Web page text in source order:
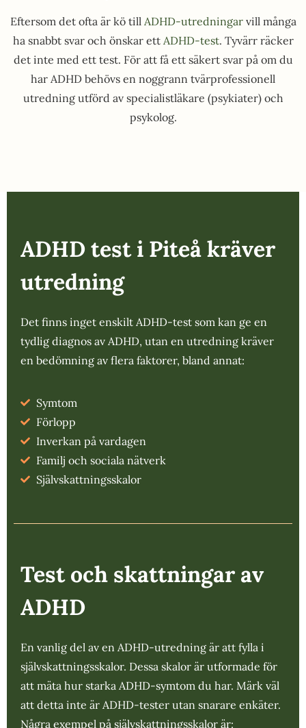
Eftersom det ofta är kö till ADHD-utredningarvill många
ha snabbt svar och önskar ett ADHD-test. Tyvärr räcker
det inte med ett test. För att få ett säkert svar på om du
har ADHD behövs en noggrann tvärprofessionell
utredning utförd av specialistläkare (psykiater) och
psykolog.
ADHD test i Piteå kräver
utredning
Det finns inget enskilt ADHD-test som kan ge en
tydlig diagnos av ADHD, utan en utredning kräver
en bedömning av flera faktorer, bland annat:
Symtom
Förlopp
Inverkan på vardagen
Familj och sociala nätverk
Självskattningsskalor
Test och skattningar av
ADHD
En vanlig del av en ADHD-utredning är att fylla i
självskattningsskalor. Dessa skalor är utformade för
att mäta hur starka ADHD-symtom du har. Märk väl
att detta inte är ADHD-tester utan snarare enkäter.
Några exempel på självskattningsskalor är: